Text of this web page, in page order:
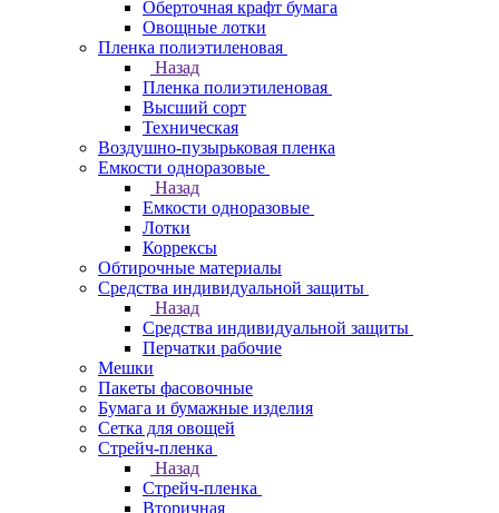
Оберточная крафт бумага
Овощные лотки
Пленка полиэтиленовая
Назад
Пленка полиэтиленовая
Высший сорт
Техническая
Воздушно-пузырьковая пленка
Емкости одноразовые
Назад
Емкости одноразовые
Лотки
Коррексы
Обтирочные материалы
Средства индивидуальной защиты
Назад
Средства индивидуальной защиты
Перчатки рабочие
Мешки
Пакеты фасовочные
Бумага и бумажные изделия
Сетка для овощей
Стрейч-пленка
Назад
Стрейч-пленка
Вторичная